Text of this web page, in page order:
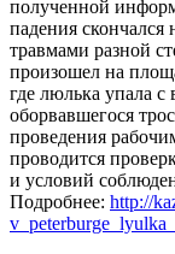
полученной
падения скончался
травмами разной
произошел на
где люлька упала
оборвавшегося
проведения
проводится
и условий
Подробнее: http://